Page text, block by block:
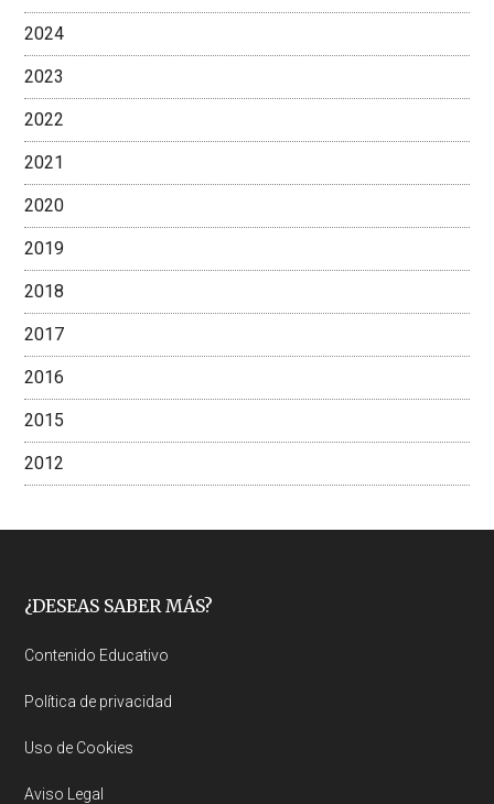
2024
2023
2022
2021
2020
2019
2018
2017
2016
2015
2012
Footer
¿DESEAS SABER MÁS?
Contenido Educativo
Política de privacidad
Uso de Cookies
Aviso Legal